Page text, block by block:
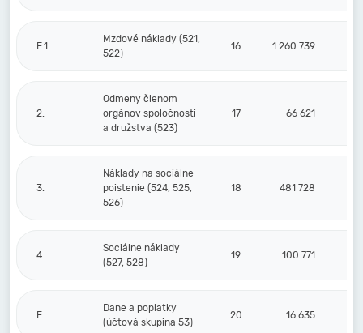
E.1.
Mzdové náklady (521,
522)
16 1 260 739
2.
Odmeny členom
orgánov spoločnosti
a družstva (523)
17 66 621
3.
Náklady na sociálne
poistenie (524, 525,
526)
18 481 728
4.
Sociálne náklady
(527, 528)
19 100 771
F.
Dane a poplatky
(účtová skupina 53)
20 16 635